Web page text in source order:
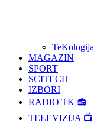
TeKologija
MAGAZIN
SPORT
SCITECH
IZBORI
RADIO TK 📻
TELEVIZIJA 📺